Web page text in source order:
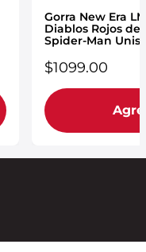
Gorra New Era
Diablos Rojos
Spider-Man
$1099.00